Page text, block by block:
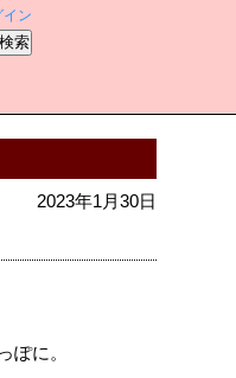
イン
2023年1月30日
ぽに。